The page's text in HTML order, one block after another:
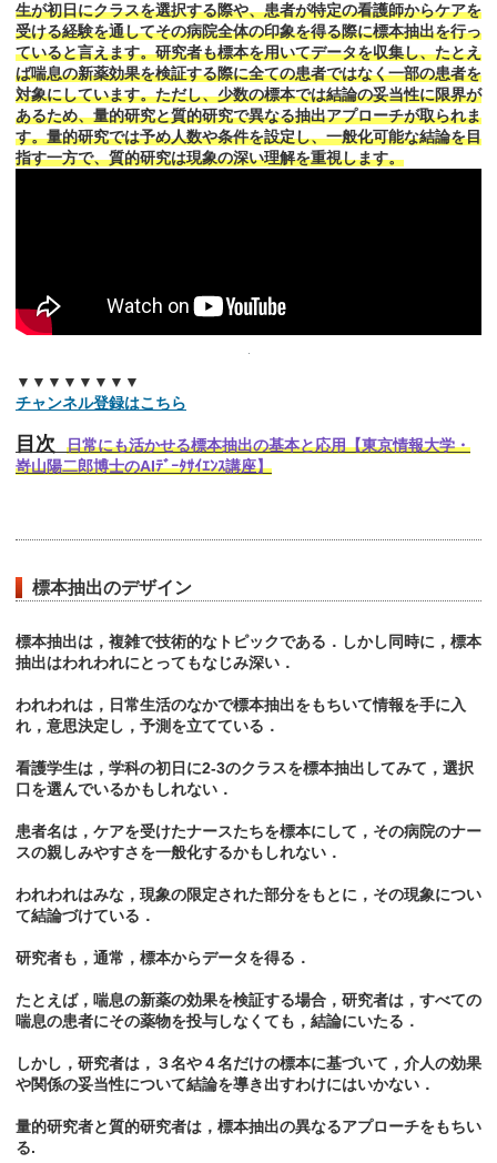
生が初日にクラスを選択する際や、患者が特定の看護師からケアを
受ける経験を通してその病院全体の印象を得る際に標本抽出を行っ
ていると言えます。研究者も標本を用いてデータを収集し、たとえ
ば喘息の新薬効果を検証する際に全ての患者ではなく一部の患者を
対象にしています。ただし、少数の標本では結論の妥当性に限界が
あるため、量的研究と質的研究で異なる抽出アプローチが取られま
す。量的研究では予め人数や条件を設定し、一般化可能な結論を目
指す一方で、質的研究は現象の深い理解を重視します。
▼▼▼▼▼▼▼▼
チャンネル登録はこちら
目次
日常にも活かせる標本抽出の基本と応用【東京情報大学・
嵜山陽二郎博士のAIﾃﾞｰﾀｻｲｴﾝｽ講座】
標本抽出のデザイン
標本抽出は，複雑で技術的なトピックである．しかし同時に，標本
抽出はわれわれにとってもなじみ深い．
われわれは，日常生活のなかで標本抽出をもちいて情報を手に入
れ，意思決定し，予測を立てている．
看護学生は，学科の初日に2-3のクラスを標本抽出してみて，選択
口を選んでいるかもしれない．
患者名は，ケアを受けたナースたちを標本にして，その病院のナー
スの親しみやすさを一般化するかもしれない．
われわれはみな，現象の限定された部分をもとに，その現象につい
て結論づけている．
研究者も，通常，標本からデータを得る．
たとえば，喘息の新薬の効果を検証する場合，研究者は，すべての
喘息の患者にその薬物を投与しなくても，結論にいたる．
しかし，研究者は，３名や４名だけの標本に基づいて，介人の効果
や関係の妥当性について結論を導き出すわけにはいかない．
量的研究者と質的研究者は，標本抽出の異なるアプローチをもちい
る.